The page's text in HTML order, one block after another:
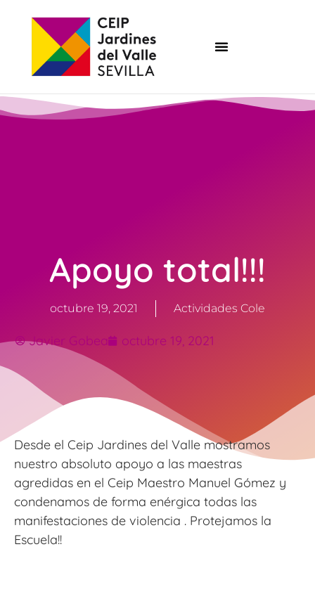
Apoyo total!!!
octubre 19, 2021 Actividades Cole
Javier Gobea octubre 19, 2021
Desde el Ceip Jardines del Valle mostramos
nuestro absoluto apoyo a las maestras
agredidas en el Ceip Maestro Manuel Gómez y
condenamos de forma enérgica todas las
manifestaciones de violencia . Protejamos la
Escuela!!